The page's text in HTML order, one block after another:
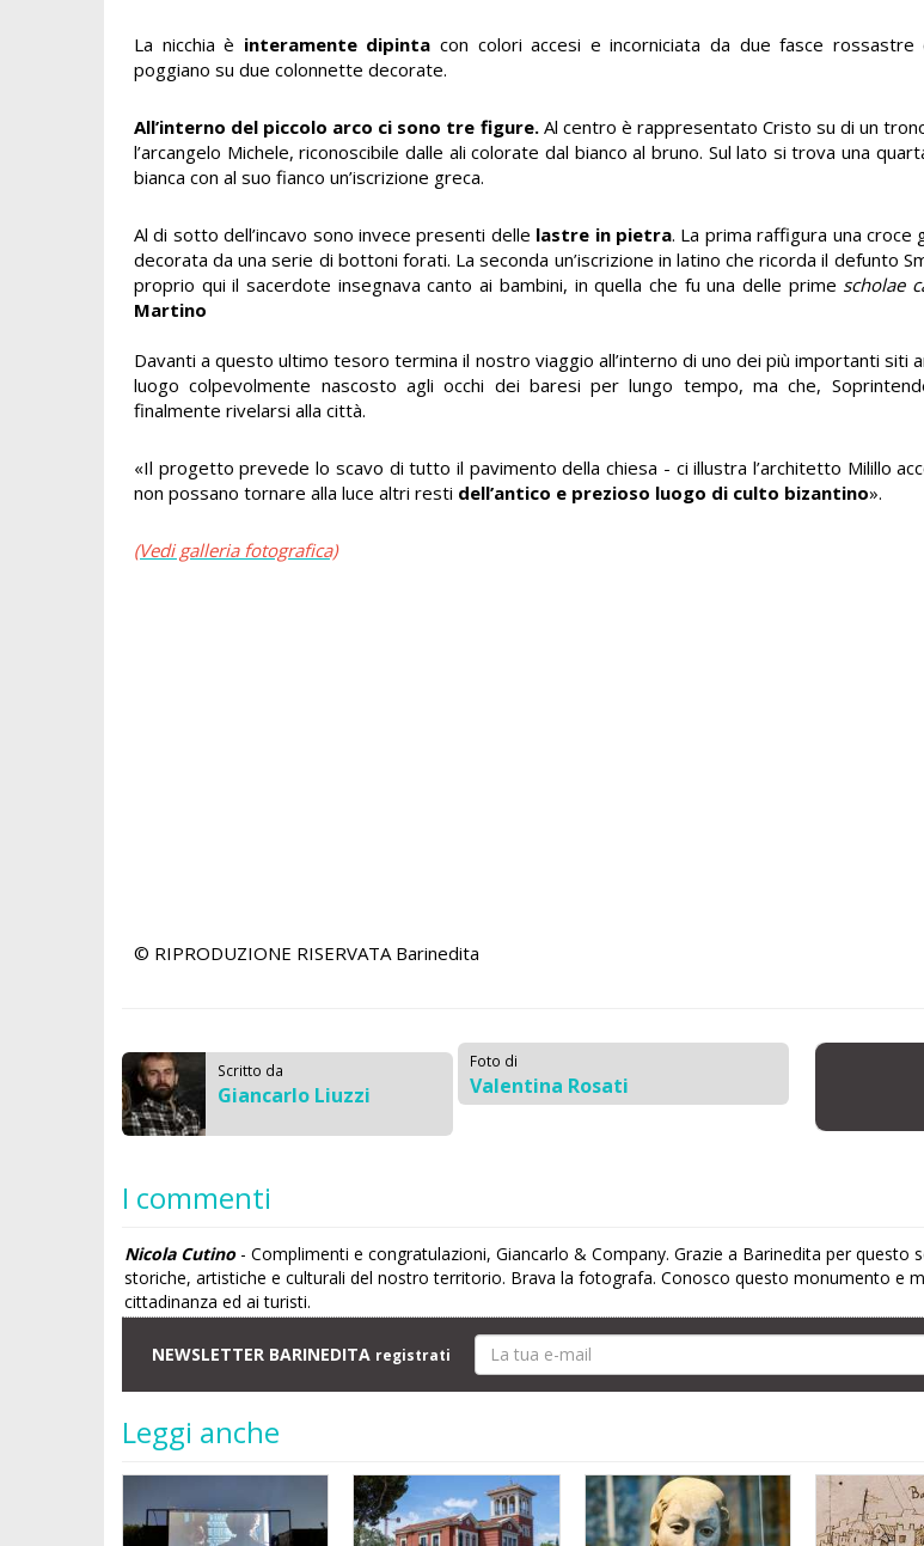
La nicchia è interamente dipinta con colori accesi e incorniciata da due fasce
poggiano su due colonnette decorate.
All’interno del piccolo arco ci sono tre figure.Al centro è rappresentato Cristo su di un
l’arcangelo Michele, riconoscibile dalle ali colorate dal bianco al bruno. Sul lato si trova una
bianca con al suo fianco un’iscrizione greca.
Al di sotto dell’incavo sono invece presenti delle lastre in pietra. La prima raffigura una croce
decorata da una serie di bottoni forati. La seconda un’iscrizione in latino che ricorda il defunto
proprio qui il sacerdote insegnava canto ai bambini, in quella che fu una delle prime scholae
Martino
Davanti a questo ultimo tesoro termina il nostro viaggio all’interno di uno dei più importanti siti
luogo colpevolmente nascosto agli occhi dei baresi per lungo tempo, ma che,
finalmente rivelarsi alla città.
«Il progetto prevede lo scavo di tutto il pavimento della chiesa - ci illustra l’architetto Milillo
non possano tornare alla luce altri resti dell’antico e prezioso luogo di culto bizantino».
(Vedi galleria fotografica)
© RIPRODUZIONE RISERVATA Barinedita
Scritto da
Giancarlo Liuzzi
Foto di
Valentina Rosati
I commenti
Nicola Cutino- Complimenti e congratulazioni, Giancarlo & Company. Grazie a Barinedita per questo
storiche, artistiche e culturali del nostro territorio. Brava la fotografa. Conosco questo monumento e
cittadinanza ed ai turisti.
NEWSLETTER BARINEDITA registrati
Leggi anche